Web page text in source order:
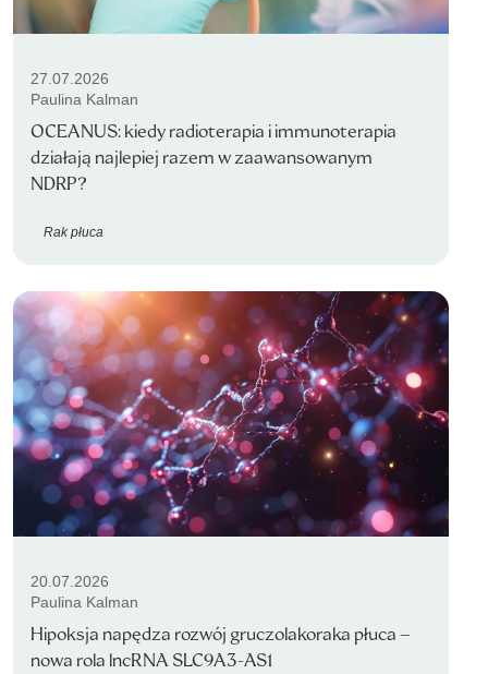
27.07.2026
Paulina Kalman
OCEANUS: kiedy radioterapia i immunoterapia
działają najlepiej razem w zaawansowanym
NDRP?
Rak płuca
20.07.2026
Paulina Kalman
Hipoksja napędza rozwój gruczolakoraka płuca –
nowa rola lncRNA SLC9A3-AS1